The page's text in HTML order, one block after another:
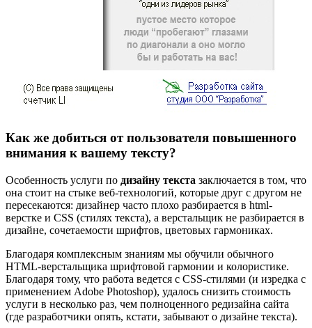
Как же добиться от пользователя повышенного
внимания к вашему тексту?
Особенность услуги по дизайну текста заключается в том, что
она стоит на стыке веб-технологий, которые друг с другом не
пересекаются: дизайнер часто плохо разбирается в html-
верстке и CSS (стилях текста), а верстальщик не разбирается в
дизайне, сочетаемости шрифтов, цветовых гармониках.
Благодаря комплексным знаниям мы обучили обычного
HTML-верстальщика шрифтовой гармонии и колористике.
Благодаря тому, что работа ведется с CSS-стилями (и изредка с
применением Adobe Photoshop), удалось снизить стоимость
услуги в несколько раз, чем полноценного редизайна сайта
(где разработчики опять, кстати, забывают о дизайне текста).